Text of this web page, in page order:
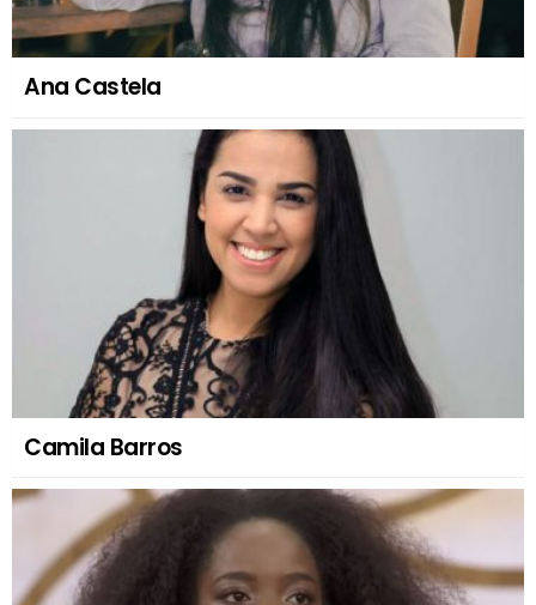
Ana Castela
Camila Barros